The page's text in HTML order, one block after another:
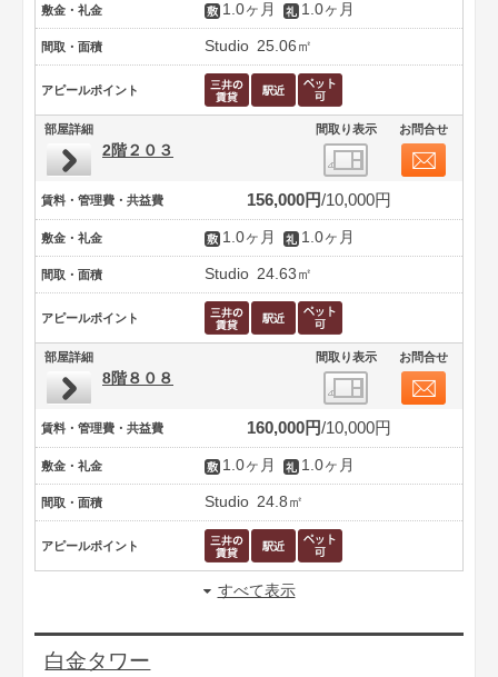
敷金・礼金 1.0ヶ月 1.0ヶ月
間取・面積 Studio 25.06㎡
アピールポイント
部屋詳細 間取り表示 お問合せ
2階２０３
賃料・管理費・共益費 156,000円 10,000円
敷金・礼金 1.0ヶ月 1.0ヶ月
間取・面積 Studio 24.63㎡
アピールポイント
部屋詳細 間取り表示 お問合せ
8階８０８
賃料・管理費・共益費 160,000円 10,000円
敷金・礼金 1.0ヶ月 1.0ヶ月
間取・面積 Studio 24.8㎡
アピールポイント
すべて表示
白金タワー